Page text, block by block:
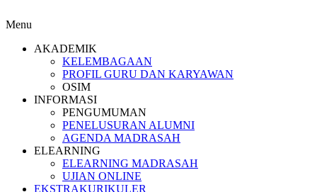
Menu
AKADEMIK
KELEMBAGAAN
PROFIL GURU DAN KARYAWAN
OSIM
INFORMASI
PENGUMUMAN
PENELUSURAN ALUMNI
AGENDA MADRASAH
ELEARNING
ELEARNING MADRASAH
UJIAN ONLINE
EKSTRAKURIKULER